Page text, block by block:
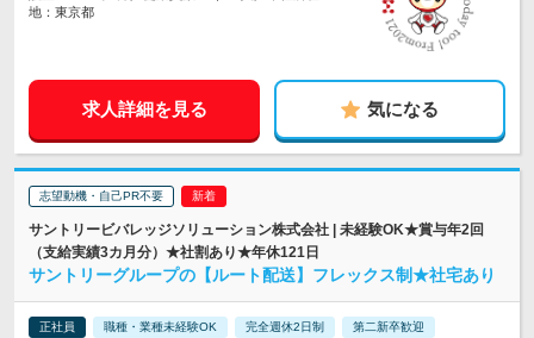
地：東京都
求人詳細を見る 気になる
志望動機・自己PR不要
サントリービバレッジソリューション株式会社 | 未経験OK★賞与年2回
（支給実績3カ月分）★社割あり★年休121日
サントリーグループの【ルート配送】フレックス制★社宅あり
正社員 職種・業種未経験OK 完全週休2日制 第二新卒歓迎